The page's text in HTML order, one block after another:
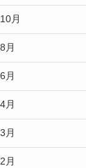
月
月
月
月
月
月